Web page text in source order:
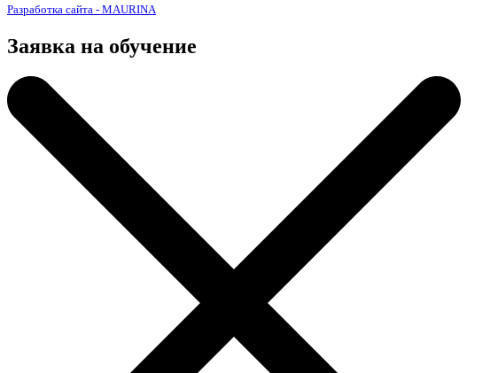
Разработка сайта - MAURINA
Заявка на обучение